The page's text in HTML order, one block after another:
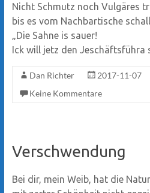
Nicht Schmutz noch Vulgäres
bis es vom Nachbartische
„Die Sahne is sauer!
Ick will jetz den Jeschäftsführa
Dan Richter 2017-11-07
Keine Kommentare
Verschwendung
Bei dir, mein Weib, hat die Natur